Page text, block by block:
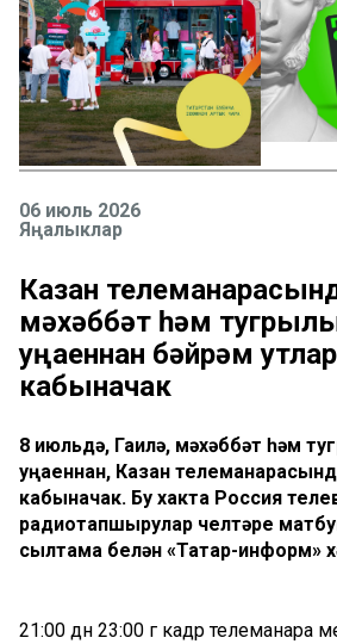
06 июль 2026
Яңалыклар
Казан
мәхәббәт һәм
уңаеннан бәйрәм
кабыначак
8 июльдә, Гаилә, мәхәббәт һәм
уңаеннан, Казан
кабыначак. Бу хакта Россия
радиотапшырулар челтәре
сылтама белән «Татар-информ»
21:00 дән 23:00 гә кадәр